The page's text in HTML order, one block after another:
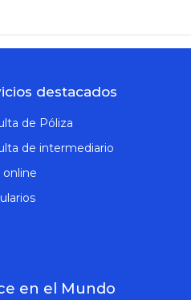
destacados
de Póliza
de intermediario
online
en el Mundo